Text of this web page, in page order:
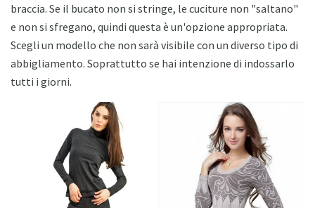
braccia. Se il bucato non si stringe, le cuciture non "saltano"
e non si sfregano, quindi questa è un'opzione appropriata.
Scegli un modello che non sarà visibile con un diverso tipo di
abbigliamento. Soprattutto se hai intenzione di indossarlo
tutti i giorni.